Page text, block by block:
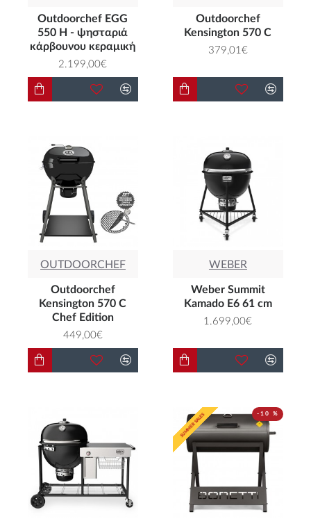
Outdoorchef EGG
550 H - ψησταριά
κάρβουνου κεραμική
2.199,00€
Outdoorchef
Kensington 570 C
379,01€
OUTDOORCHEF
Outdoorchef
Kensington 570 C
Chef Edition
449,00€
WEBER
Weber Summit
Kamado E6 61 cm
1.699,00€
SUMMER SALES
SUMMER SALES -10 %